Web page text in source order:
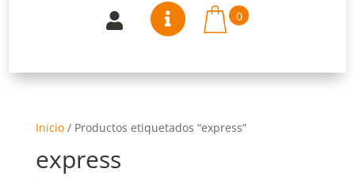
  0
Inicio/ Productos etiquetados “express”
express